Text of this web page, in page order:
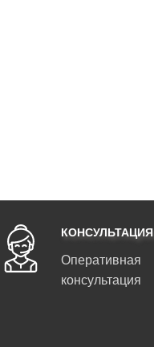
КОНСУЛЬТАЦИЯ
Оперативная
консультация